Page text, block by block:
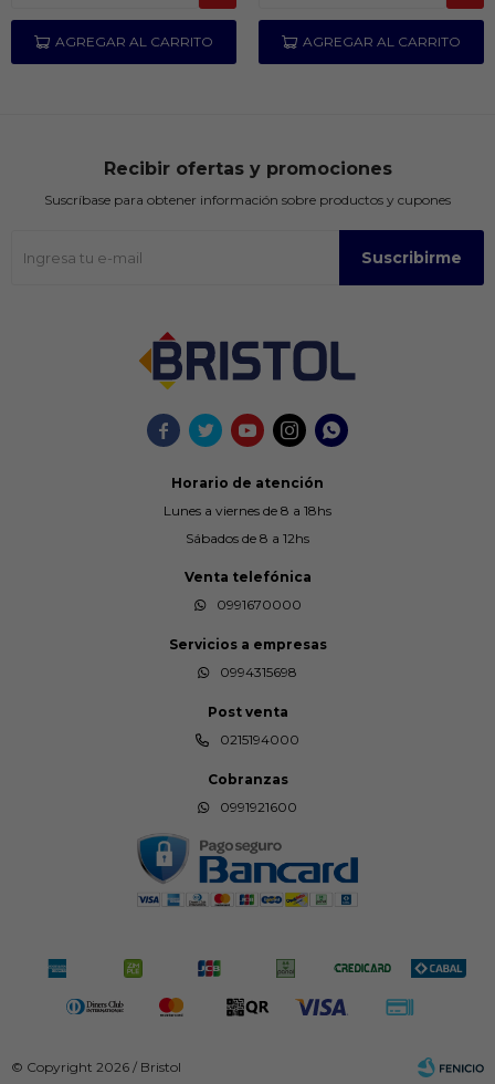
    
Horario de atención
Lunes a viernes de 8 a 18hs
Sábados de 8 a 12hs
Venta telefónica
0991670000
Servicios a empresas
0994315698
Post venta
0215194000
Cobranzas
0991921600
Recibir ofertas y promociones
Suscríbase para obtener información sobre productos y cupones
Suscribirme
© Copyright 2026 / Bristol